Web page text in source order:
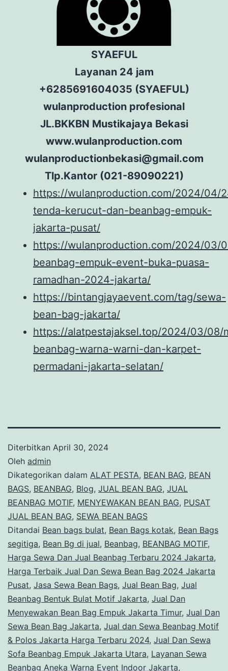
SYAEFUL
Layanan 24 jam
+6285691604035 (SYAEFUL)
wulanproduction profesional
JL.BKKBN Mustikajaya Bekasi
www.wulanproduction.com
wulanproductionbekasi@gmail.com
Tlp.Kantor (021-89090221)
https://wulanproduction.com/2024/04/
tenda-kerucut-dan-beanbag-empuk-
jakarta-pusat/
https://wulanproduction.com/2024/03/
beanbag-empuk-event-buka-puasa-
ramadhan-2024-jakarta/
https://bintangjayaevent.com/tag/sewa-
bean-bag-jakarta/
https://alatpestajaksel.top/2024/03/08/
beanbag-warna-warni-dan-karpet-
permadani-jakarta-selatan/
Diterbitkan April 30, 2024
Oleh admin
Dikategorikan dalam ALAT PESTA, BEAN BAG, BEAN
BAGS, BEANBAG, Blog, JUAL BEAN BAG, JUAL
BEANBAG MOTIF, MENYEWAKAN BEAN BAG, PUSAT
JUAL BEAN BAG, SEWA BEAN BAGS
Ditandai Bean bags bulat, Bean Bags kotak, Bean Bags
segitiga, Bean Bg di jual, Beanbag, BEANBAG MOTIF,
Harga Sewa Dan Jual Beanbag Terbaru 2024 Jakarta,
Harga Terbaik Jual Dan Sewa Bean Bag 2024 Jakarta
Pusat, Jasa Sewa Bean Bags, Jual Bean Bag, Jual
Beanbag Bentuk Bulat Motif Jakarta, Jual Dan
Menyewakan Bean Bag Empuk Jakarta Timur, Jual Dan
Sewa Bean Bag Jakarta, Jual dan Sewa Beanbag Motif
& Polos Jakarta Harga Terbaru 2024, Jual Dan Sewa
Sofa Beanbag Empuk Jakarta Utara, Layanan Sewa
Beanbag Aneka Warna Event Indoor Jakarta,